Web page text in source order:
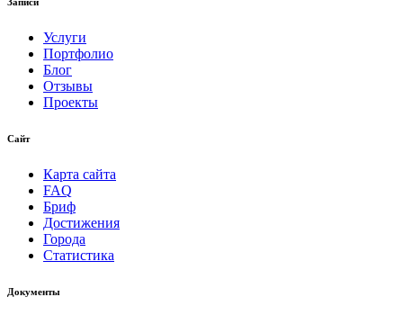
Услуги
Портфолио
Блог
Отзывы
Проекты
Сайт
Карта сайта
FAQ
Бриф
Достижения
Города
Статистика
Документы